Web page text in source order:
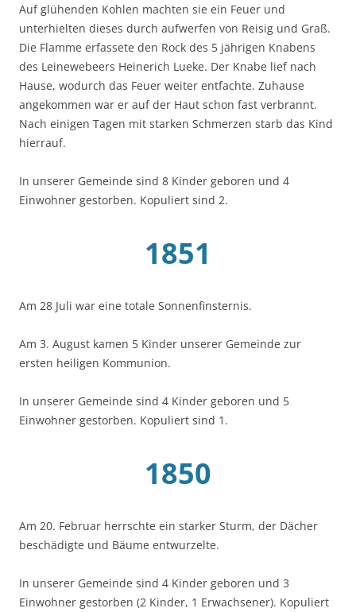
Auf glühenden Kohlen machten sie ein Feuer und
unterhielten dieses durch aufwerfen von Reisig und Graß.
Die Flamme erfassete den Rock des 5 jährigen Knabens
des Leinewebeers Heinerich Lueke. Der Knabe lief nach
Hause, wodurch das Feuer weiter entfachte. Zuhause
angekommen war er auf der Haut schon fast verbrannt.
Nach einigen Tagen mit starken Schmerzen starb das Kind
hierrauf.
In unserer Gemeinde sind 8 Kinder geboren und 4
Einwohner gestorben. Kopuliert sind 2.
1851
Am 28 Juli war eine totale Sonnenfinsternis.
Am 3. August kamen 5 Kinder unserer Gemeinde zur
ersten heiligen Kommunion.
In unserer Gemeinde sind 4 Kinder geboren und 5
Einwohner gestorben. Kopuliert sind 1.
1850
Am 20. Februar herrschte ein starker Sturm, der Dächer
beschädigte und Bäume entwurzelte.
In unserer Gemeinde sind 4 Kinder geboren und 3
Einwohner gestorben (2 Kinder, 1 Erwachsener). Kopuliert